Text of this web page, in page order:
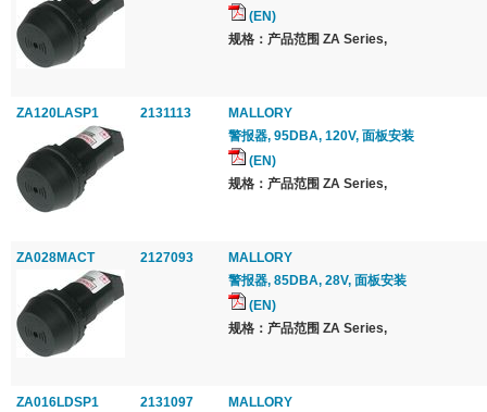
(EN)
规格：产品范围 ZA Series,
ZA120LASP1 2131113
MALLORY
警报器, 95DBA, 120V, 面板安装
(EN)
规格：产品范围 ZA Series,
ZA028MACT 2127093
MALLORY
警报器, 85DBA, 28V, 面板安装
(EN)
规格：产品范围 ZA Series,
ZA016LDSP1 2131097
MALLORY